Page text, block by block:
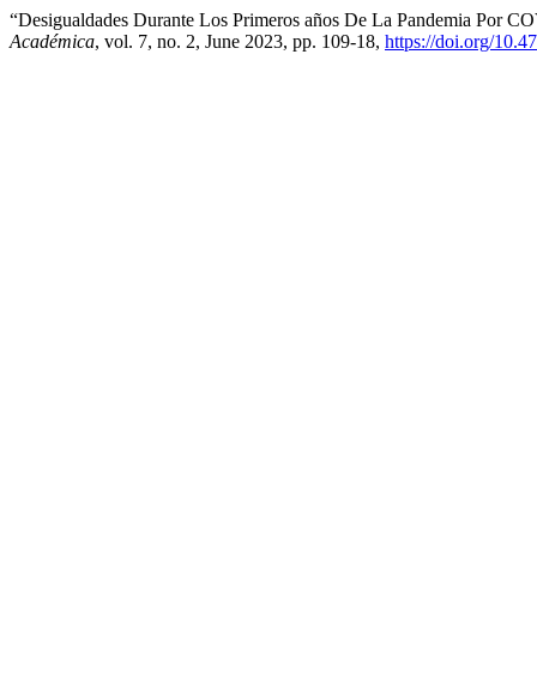
“Desigualdades Durante Los Primeros años De La Pandemia Por
Académica, vol. 7, no. 2, June 2023, pp. 109-18, https://doi.org/